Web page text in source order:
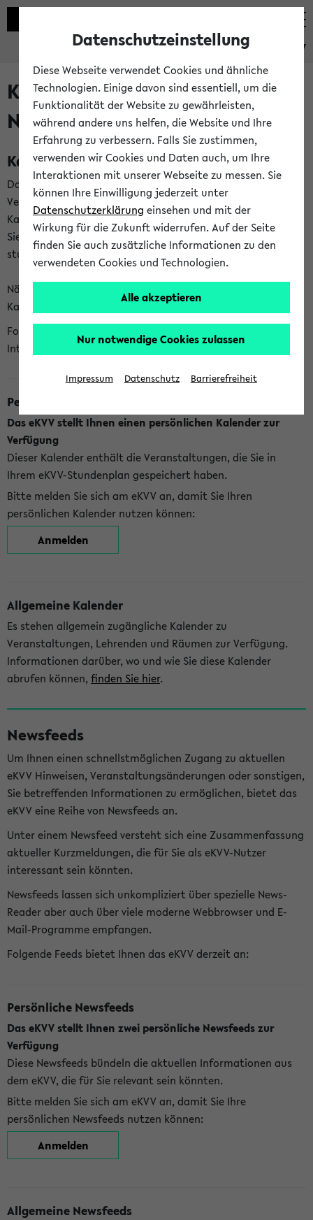
eKVV
Kalenderintegration und
Newsfeeds
Kalenderintegration
Das eKVV bietet Ihnen die Möglichkeit,
Veranstaltungstermine in eine Vielzahl von
Kalenderanwendungen einzubinden. Auf diese Weise können
Sie einen gemeinsamen Überblick über Ihre privaten und
studienbezogenen Termine erhalten.
Näheres zu Vorteilen und Funktionsweise der
Kalenderintegration können Sie auf unserer
Folgende Kalender bietet Ihnen das eKVV derzeit zur
Integration an:
Persönlicher Kalender
Das eKVV stellt Ihnen einen persönlichen Kalender zur
Verfügung
Dieser Kalender enthält die Veranstaltungen, die Sie in
Ihrem eKVV-Stundenplan gespeichert haben.
Bitte melden Sie sich am eKVV an, damit Sie Ihren
persönlichen Kalender nutzen können:
Anmelden
Allgemeine Kalender
Es stehen allgemein zugängliche Kalender zu
Veranstaltungen, Lehrenden und Räumen zur Verfügung.
Informationen darüber, wo und wie Sie diese Kalender
abrufen können, finden Sie hier.
Newsfeeds
Um Ihnen einen schnellstmöglichen Zugang zu aktuellen
eKVV Hinweisen, Veranstaltungsänderungen oder sonstigen,
Sie betreffenden Informationen zu ermöglichen, bietet das
eKVV eine Reihe von Newsfeeds an.
Unter einem Newsfeed versteht sich eine Zusammenfassung
aktueller Kurzmeldungen, die für Sie als eKVV-Nutzer
interessant sein könnten.
Newsfeeds lassen sich unkompliziert über spezielle News-
Reader aber auch über viele moderne Webbrowser und E-
Mail-Programme empfangen.
Folgende Feeds bietet Ihnen das eKVV derzeit an:
Persönliche Newsfeeds
Das eKVV stellt Ihnen zwei persönliche Newsfeeds zur
Verfügung
Diese Newsfeeds bündeln die aktuellen Informationen aus
dem eKVV, die für Sie relevant sein könnten.
Bitte melden Sie sich am eKVV an, damit Sie Ihre
persönlichen Newsfeeds nutzen können:
Anmelden
Allgemeine Newsfeeds
Datenschutzeinstellung
Diese Webseite verwendet Cookies und ähnliche
Technologien. Einige davon sind essentiell, um die
Funktionalität der Website zu gewährleisten,
während andere uns helfen, die Website und Ihre
Erfahrung zu verbessern. Falls Sie zustimmen,
verwenden wir Cookies und Daten auch, um Ihre
Interaktionen mit unserer Webseite zu messen. Sie
können Ihre Einwilligung jederzeit unter
Datenschutzerklärung einsehen und mit der
Wirkung für die Zukunft widerrufen. Auf der Seite
finden Sie auch zusätzliche Informationen zu den
verwendeten Cookies und Technologien.
Alle akzeptieren
Nur notwendige Cookies zulassen
Impressum Datenschutz Barrierefreiheit